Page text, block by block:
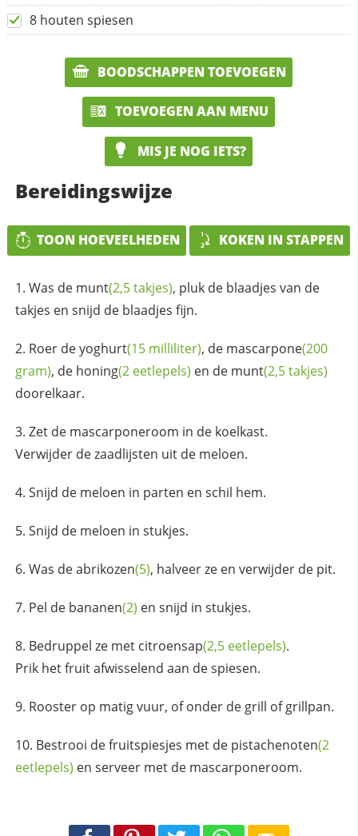
8 houten spiesen
BOODSCHAPPEN TOEVOEGEN
TOEVOEGEN AAN MENU
MIS JE NOG IETS?
Bereidingswijze
TOON HOEVEELHEDEN KOKEN IN STAPPEN
Was de munt(2,5 takjes), pluk de blaadjes van de
takjes en snijd de blaadjes fijn.
Roer deyoghurt(15 milliliter), de mascarpone(200
gram), de honing(2 eetlepels) en de munt(2,5 takjes)
doorelkaar.
Zet de mascarponeroom in de koelkast.
Verwijder de zaadlijsten uit de meloen.
Snijd de meloen in parten en schil hem.
Snijd de meloen in stukjes.
Was deabrikozen(5), halveer ze en verwijder de pit.
Pel de bananen(2) en snijd in stukjes.
Bedruppel ze met citroensap(2,5 eetlepels).
Prik het fruit afwisselend aan de spiesen.
Rooster op matig vuur, of onder de grill of grillpan.
Bestrooi de fruitspiesjes met de pistachenoten(2
eetlepels) en serveer met de mascarponeroom.